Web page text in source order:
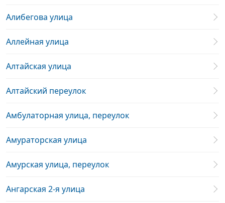
Алибегова улица
Аллейная улица
Алтайская улица
Алтайский переулок
Амбулаторная улица, переулок
Амураторская улица
Амурская улица, переулок
Ангарская 2-я улица